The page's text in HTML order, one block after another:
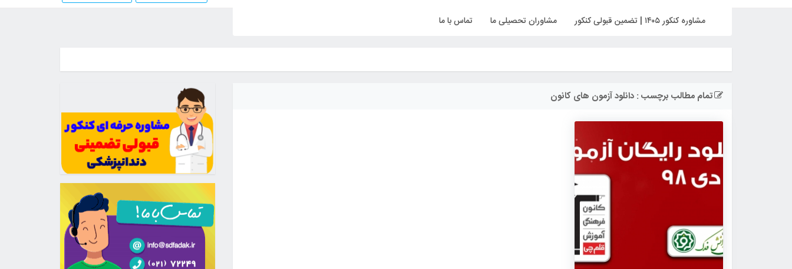
مشاوره کنکور ۱۴۰۵ | تضمین قبولی کنکور مشاوران تحصیلی ما تماس با ما
تمام مطالب برچسب : دانلود آزمون های کانون